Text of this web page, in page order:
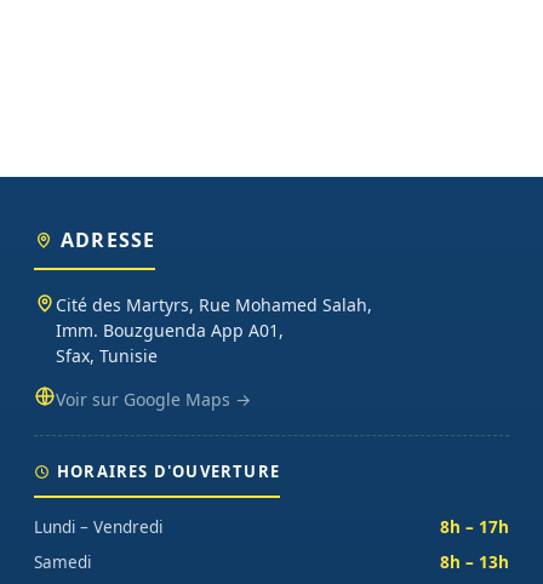
ADRESSE
Cité des Martyrs, Rue Mohamed Salah,
Imm. Bouzguenda App A01,
Sfax, Tunisie
Voir sur Google Maps →
HORAIRES D'OUVERTURE
Lundi – Vendredi
8h – 17h
Samedi
8h – 13h